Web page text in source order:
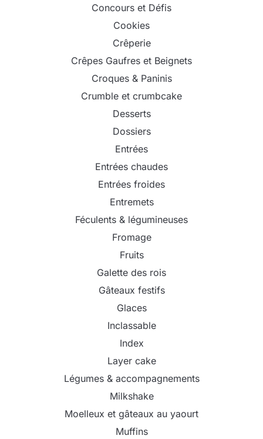
Concours et Défis
Cookies
Crêperie
Crêpes Gaufres et Beignets
Croques & Paninis
Crumble et crumbcake
Desserts
Dossiers
Entrées
Entrées chaudes
Entrées froides
Entremets
Féculents & légumineuses
Fromage
Fruits
Galette des rois
Gâteaux festifs
Glaces
Inclassable
Index
Layer cake
Légumes & accompagnements
Milkshake
Moelleux et gâteaux au yaourt
Muffins